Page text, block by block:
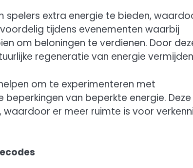
extra energie te bieden,
tijdens evenementen waarbij
om beloningen te verdienen. Door
regeneratie van energie
om te experimenteren met
van beperkte energie. Deze
er meer ruimte is voor